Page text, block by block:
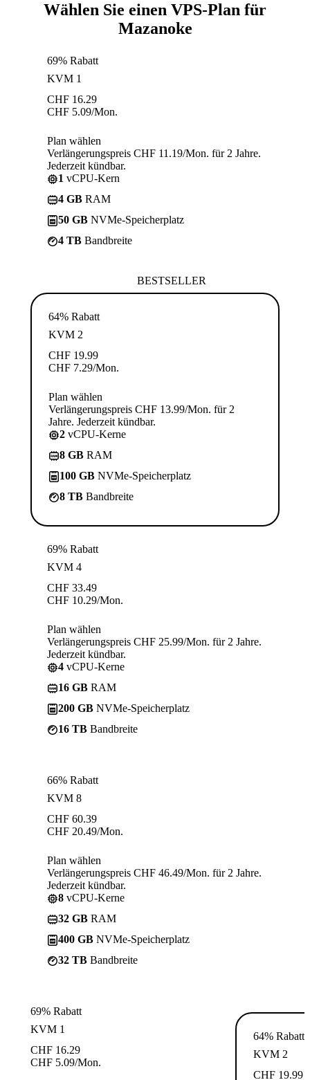
Wählen Sie einen VPS-Plan für
Mazanoke
69% Rabatt
KVM 1
CHF 16.29
CHF 5.09/Mon.
Plan wählen
Verlängerungspreis CHF 11.19/Mon. für 2 Jahre.
Jederzeit kündbar.
1 vCPU-Kern
4 GB RAM
50 GB NVMe-Speicherplatz
4 TB Bandbreite
BESTSELLER
64% Rabatt
KVM 2
CHF 19.99
CHF 7.29/Mon.
Plan wählen
Verlängerungspreis CHF 13.99/Mon. für 2
Jahre. Jederzeit kündbar.
2 vCPU-Kerne
8 GB RAM
100 GB NVMe-Speicherplatz
8 TB Bandbreite
69% Rabatt
KVM 4
CHF 33.49
CHF 10.29/Mon.
Plan wählen
Verlängerungspreis CHF 25.99/Mon. für 2 Jahre.
Jederzeit kündbar.
4 vCPU-Kerne
16 GB RAM
200 GB NVMe-Speicherplatz
16 TB Bandbreite
66% Rabatt
KVM 8
CHF 60.39
CHF 20.49/Mon.
Plan wählen
Verlängerungspreis CHF 46.49/Mon. für 2 Jahre.
Jederzeit kündbar.
8 vCPU-Kerne
32 GB RAM
400 GB NVMe-Speicherplatz
32 TB Bandbreite
69% Rabatt
KVM 1
CHF 16.29
CHF 5.09/Mon.
64% Rabatt
KVM 2
CHF 19.99